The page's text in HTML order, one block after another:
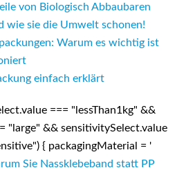
von Biologisch Abbaubaren
wie sie die Umwelt schonen!
Warum es wichtig ist
einfach erklärt
=== "lessThan1kg" &&
"large" && sensitivitySelect.value
{ packagingMaterial = '
Sie Nassklebeband statt PP